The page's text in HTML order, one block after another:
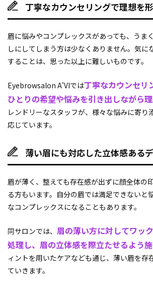
丁寧なカウンセリングで理想を
眉に悩みやコンプレックスがあっても、うま
しにしてしまう方は少なくありません。気に
することは、思った以上に難しいものです。
Eyebrowsalon A'VIでは丁寧なカウンセリ
ひとりの希望や悩みを引き出しながら理
レンドリーなスタッフが、様々な悩みに寄り
応じています。
薄い眉にも対応した立体感ある
眉が薄く、整えても存在感が出ずに顔全体の
る方もいます。自分の眉では満足できないと
なコンプレックスになることもあります。
同サロンでは、 眉の薄い方に対してワッ
処理し、眉の立体感を際立たせるよう施
ィントを用いたケアなども通じ、薄い眉を存
ていきます。